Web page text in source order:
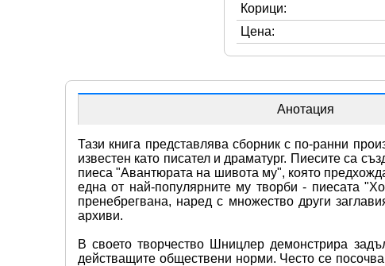
Корици:
Цена:
Анотация
Тази книга представлява сборник с по-ранни
известен като писател и драматург. Пиесите са
пиеса "Авантюрата на шивота му", която
една от най-популярните му творби - пиесата
пренебрегвана, наред с множество други
архиви.
В своето творчество Шницлер демонстрира
действащите обществени норми. Често се